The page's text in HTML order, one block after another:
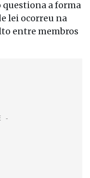
questiona a forma
lei ocorreu na
entre membros